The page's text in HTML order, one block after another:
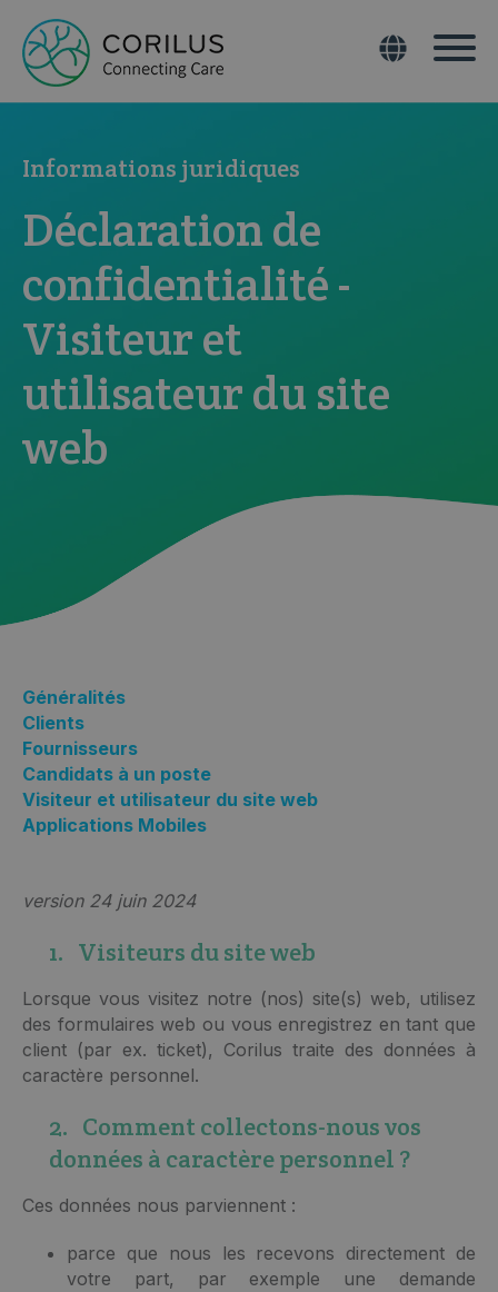
Informations juridiques
Déclaration de
confidentialité -
Visiteur et
utilisateur du site
web
Généralités
Clients
Fournisseurs
Candidats à un poste
Visiteur et utilisateur du site web
Applications Mobiles
version 24 juin 2024
1. Visiteurs du site web
Lorsque vous visitez notre (nos) site(s) web, utilisez
des formulaires web ou vous enregistrez en tant que
client (par ex. ticket), Corilus traite des données à
caractère personnel.
2. Comment collectons-nous vos
données à caractère personnel ?
Ces données nous parviennent :
parce que nous les recevons directement de
votre part, par exemple une demande